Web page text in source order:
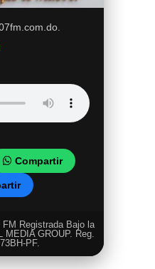
Compartir
Registrada Bajo la
MEDIA GROUP. Reg.
PF.